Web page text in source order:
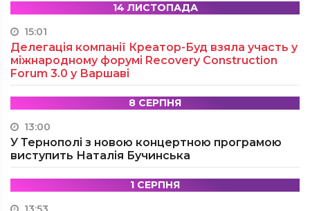
14 ЛИСТОПАДА
15:01
Делегація компанії Креатор-Буд взяла участь у
міжнародному форумі Recovery Construction
Forum 3.0 у Варшаві
8 СЕРПНЯ
13:00
У Тернополі з новою концертною програмою
виступить Наталія Бучинська
1 СЕРПНЯ